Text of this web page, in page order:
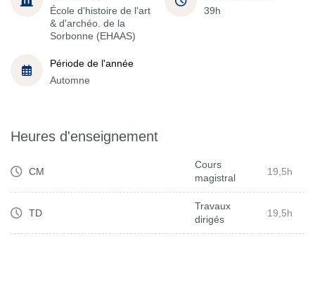
École d'histoire de l'art
& d'archéo. de la
Sorbonne (EHAAS)
39h
Période de l'année
Automne
Heures d'enseignement
CM
Cours
magistral
19,5h
TD
Travaux
dirigés
19,5h